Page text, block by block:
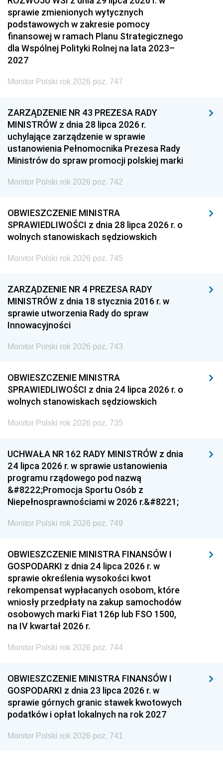
sprawie zmienionych wytycznych
podstawowych w zakresie pomocy
finansowej w ramach Planu Strategicznego
dla Wspólnej Polityki Rolnej na lata 2023–
2027
Monitor Polski rok 2026 poz. 747
ZARZĄDZENIE NR 43 PREZESA RADY
MINISTRÓW z dnia 28 lipca 2026 r.
uchylające zarządzenie w sprawie
ustanowienia Pełnomocnika Prezesa Rady
Ministrów do spraw promocji polskiej marki
Monitor Polski rok 2026 poz. 742
OBWIESZCZENIE MINISTRA
SPRAWIEDLIWOŚCI z dnia 28 lipca 2026 r. o
wolnych stanowiskach sędziowskich
Monitor Polski rok 2026 poz. 745
ZARZĄDZENIE NR 4 PREZESA RADY
MINISTRÓW z dnia 18 stycznia 2016 r. w
sprawie utworzenia Rady do spraw
Innowacyjności
Monitor Polski rok 2026 poz. 743
OBWIESZCZENIE MINISTRA
SPRAWIEDLIWOŚCI z dnia 24 lipca 2026 r. o
wolnych stanowiskach sędziowskich
Monitor Polski rok 2026 poz. 735
UCHWAŁA NR 162 RADY MINISTRÓW z dnia
24 lipca 2026 r. w sprawie ustanowienia
programu rządowego pod nazwą
&#8222;Promocja Sportu Osób z
Niepełnosprawnościami w 2026 r.&#8221;
Monitor Polski rok 2026 poz. 749
OBWIESZCZENIE MINISTRA FINANSÓW I
GOSPODARKI z dnia 24 lipca 2026 r. w
sprawie określenia wysokości kwot
rekompensat wypłacanych osobom, które
wniosły przedpłaty na zakup samochodów
osobowych marki Fiat 126p lub FSO 1500,
na IV kwartał 2026 r.
Monitor Polski rok 2026 poz. 744
OBWIESZCZENIE MINISTRA FINANSÓW I
GOSPODARKI z dnia 23 lipca 2026 r. w
sprawie górnych granic stawek kwotowych
podatków i opłat lokalnych na rok 2027
Monitor Polski rok 2026 poz. 741